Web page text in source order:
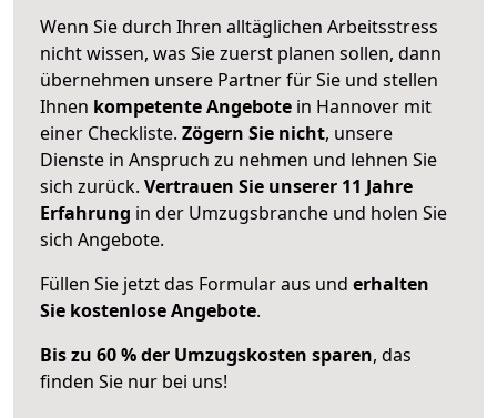
Wenn Sie durch Ihren alltäglichen Arbeitsstress
nicht wissen, was Sie zuerst planen sollen, dann
übernehmen unsere Partner für Sie und stellen
Ihnen kompetente Angebote in Hannover mit
einer Checkliste. Zögern Sie nicht, unsere
Dienste in Anspruch zu nehmen und lehnen Sie
sich zurück. Vertrauen Sie unserer 11 Jahre
Erfahrung in der Umzugsbranche und holen Sie
sich Angebote.
Füllen Sie jetzt das Formular aus und erhalten
Sie kostenlose Angebote.
Bis zu 60 % der Umzugskosten sparen, das
finden Sie nur bei uns!